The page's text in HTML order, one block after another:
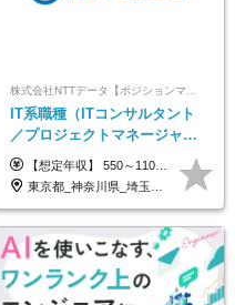
IT系職種（ITコンサルタント
／プロジェクトマネージャー
／ITアーキテクト）
【想定年収】 550～1100万 【想定役職】 課長代理 主任 一般 ※これまでの経験・年齢などを考慮し、当社給与規則に基づき決定します。 ※残業手当 一般社員（定型勤務・フレックスタイム制）の場合：時間外労働連動支給 一般社員（専門業務型裁量労働制）・管理職の場合：なし 裁量労働の場合について裁量労働手当がございますが、超過分の時間外手当の支給はありません。 （固定残業手当ではないため） ※裁量労働手当 一般社員（専門業務型裁量労働制）の場合：別途、裁量労働手当の支給がございます。
東京都_神奈川県_埼玉県_千葉県_大阪府_愛知県_北海道_青森県_岩手県_宮城県_秋田県_山形県_福島県_茨城県_栃木県_群馬県_新潟県_山梨県_長野県_富山県_石川県_福井県_静岡県_岐阜県_三重県_兵庫県_京都府_滋賀県_奈良県_和歌山県_広島県_岡山県_鳥取県_島根県_山口県_徳島県_香川県_愛媛県_高知県_福岡県_熊本県_佐賀県_長崎県_大分県_宮崎県_鹿児島県_沖縄県